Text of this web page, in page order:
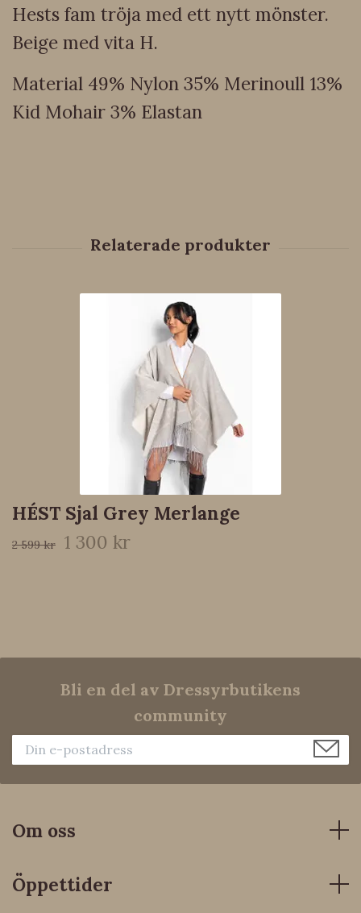
Hests fam tröja med ett nytt mönster.
Beige med vita H.
Material 49% Nylon 35% Merinoull 13%
Kid Mohair 3% Elastan
HÉST Sjal Grey Merlange
2 599 kr 1 300 kr
Bli en del av Dressyrbutikens
community
Om oss
Öppettider